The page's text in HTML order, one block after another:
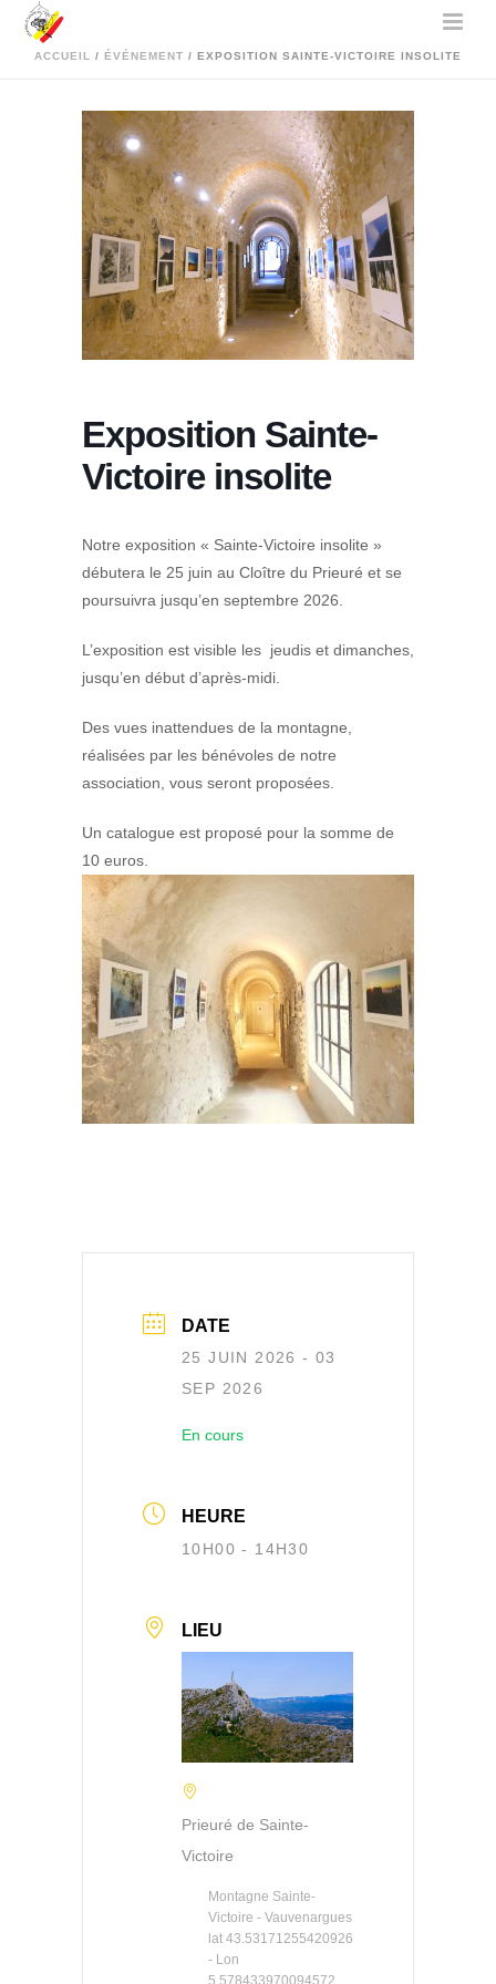
ACCUEIL / ÉVÉNEMENT / EXPOSITION SAINTE-VICTOIRE INSOLITE
Exposition Exposition Sainte-Victoire insolite
Exposition Sainte-
Victoire insolite
Notre exposition « Sainte-Victoire insolite »
débutera le 25 juin au Cloître du Prieuré et se
poursuivra jusqu’en septembre 2026.
L’exposition est visible les jeudis et dimanches,
jusqu’en début d’après-midi.
Des vues inattendues de la montagne,
réalisées par les bénévoles de notre
association, vous seront proposées.
Un catalogue est proposé pour la somme de
10 euros.
DATE
25 JUIN 2026 - 03
SEP 2026
En cours
HEURE
10H00 - 14H30
LIEU
Prieuré de Sainte-
Victoire
Montagne Sainte-
Victoire - Vauvenargues
lat 43.53171255420926
- Lon
5.578433970094572